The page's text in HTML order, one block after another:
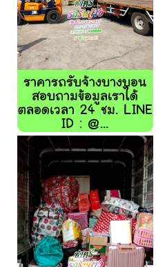
ราคารถรับจ้างบางบอน
สอบถามข้อมูลเราได้
ตลอดเวลา 24 ชม. LINE
ID : @...